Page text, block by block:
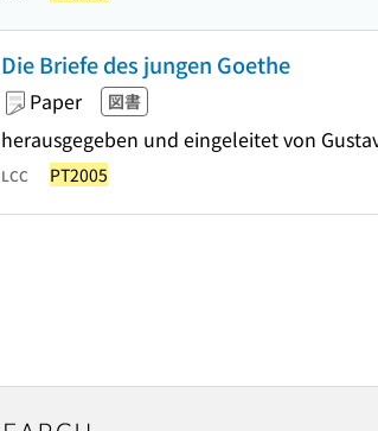
Die Briefe des jungen Goethe
Paper 図書
herausgegeben und eingeleitet von
LCC PT2005